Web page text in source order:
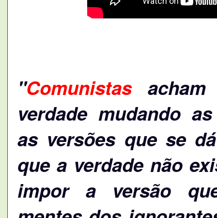
"Comunistas
verdade mudando
as versões que se
que a verdade não
impor a versão